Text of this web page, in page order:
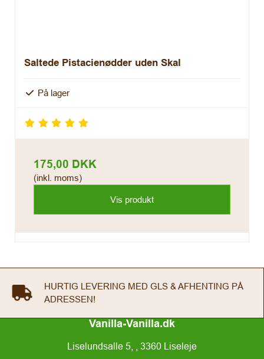
Saltede Pistacienødder uden Skal
På lager
175,00 DKK
(inkl. moms)
Vis produkt
FREMRAGENDE ANMELDELSER PÅ GOOGLE &
TRUSTPILOT
Vanilla-Vanilla.dk
Liselundsalle 5, , 3360 Liseleje